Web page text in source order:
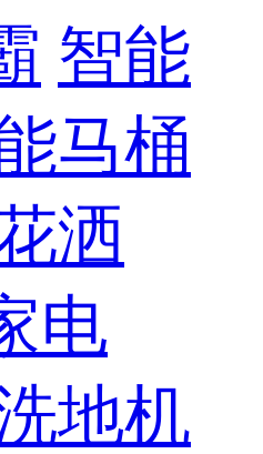
智能
马桶
洒
电
地机